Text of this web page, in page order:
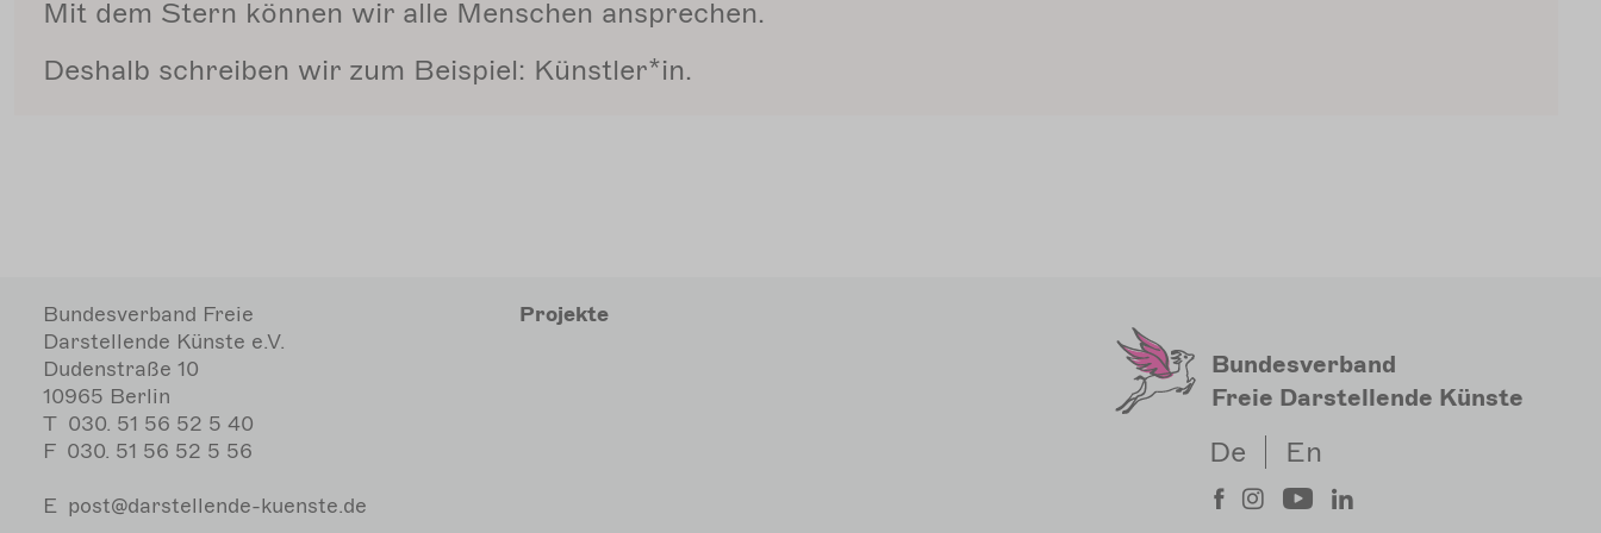
Mit dem Stern können wir alle Menschen ansprechen.
Deshalb schreiben wir zum Beispiel: Künstler*in.
Bundesverband Freie
Darstellende Künste e.V.
Dudenstraße 10
10965 Berlin
T 030. 51 56 52 5 40
F 030. 51 56 52 5 56
E post@darstellende-kuenste.de
Hauptnavigation
Projekte
Bundesverband
Freie Darstellende Künste
De En